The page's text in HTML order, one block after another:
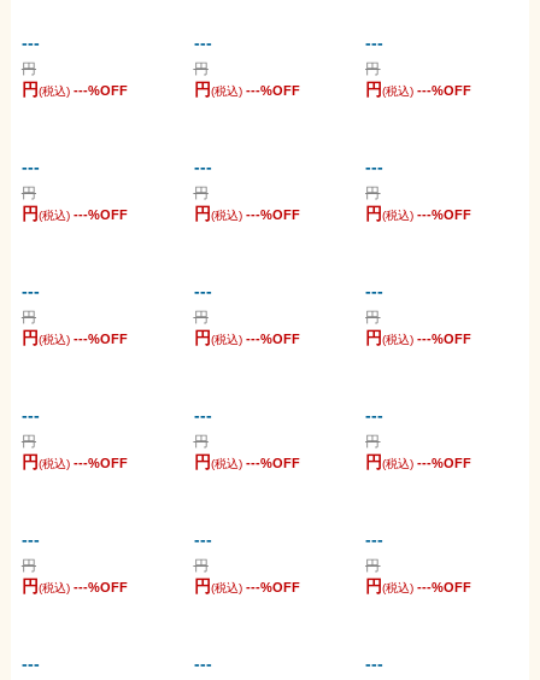
---
円
円(税込) ---%OFF
---
円
円(税込) ---%OFF
---
円
円(税込) ---%OFF
---
円
円(税込) ---%OFF
---
円
円(税込) ---%OFF
---
円
円(税込) ---%OFF
---
円
円(税込) ---%OFF
---
円
円(税込) ---%OFF
---
円
円(税込) ---%OFF
---
円
円(税込) ---%OFF
---
円
円(税込) ---%OFF
---
円
円(税込) ---%OFF
---
円
円(税込) ---%OFF
---
円
円(税込) ---%OFF
---
円
円(税込) ---%OFF
--- --- ---